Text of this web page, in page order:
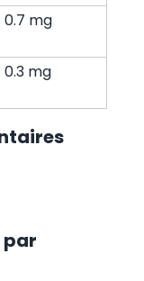
0.7 mg
0.3 mg